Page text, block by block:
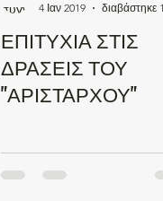
ΕΠΙΤΥΧΙΑ ΣΤΙΣ
ΔΡΑΣΕΙΣ ΤΟΥ
"ΑΡΙΣΤΑΡΧΟΥ"
4 Ιαν 2019